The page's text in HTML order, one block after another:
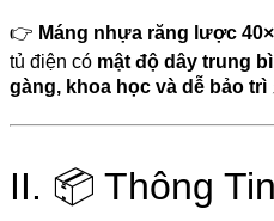
👉 Máng nhựa răng lược
tủ điện có mật độ dây trung
gàng, khoa học và dễ bảo trì
II. 📦 Thông